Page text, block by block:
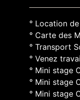
° Location
° Carte des
° Transport
° Venez
° Mini stage
° Mini stage
° Mini stage